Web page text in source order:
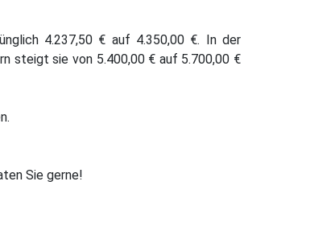
4.237,50 € auf 4.350,00 €. In der
steigt sie von 5.400,00 € auf 5.700,00 €
Sie gerne!